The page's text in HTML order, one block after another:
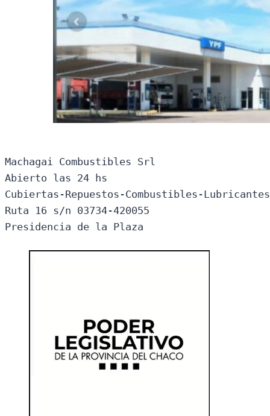
Machagai Combustibles Srl
Abierto las 24 hs
Cubiertas-Repuestos-Combustibles-
Ruta 16 s/n 03734-420055
Presidencia de la Plaza